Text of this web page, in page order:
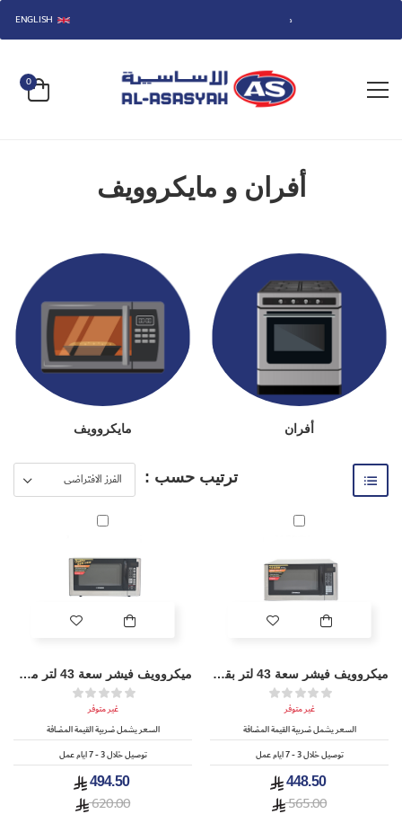
مرحباً بكم في متجر الأساسية. ENGLISH
0
أفران و مايكروويف
أفران مايكروويف
ترتيب حسب :
ميكروويف فيشر سعة 43 لتر بقوة 1000 واط - FEM-S9539V
غير متوفر
السعر يشمل ضريبة القيمة المضافة
توصيل خلال 3 - 7 ايام عمل
448.50
565.00
ميكروويف فيشر سعة 43 لتر مع شواية بقوة 1000 واط - FEM-G9539V
غير متوفر
السعر يشمل ضريبة القيمة المضافة
توصيل خلال 3 - 7 ايام عمل
494.50
620.00